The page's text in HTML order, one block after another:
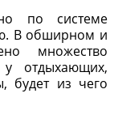
по системе
В обширном и
множество
отдыхающих,
будет из чего